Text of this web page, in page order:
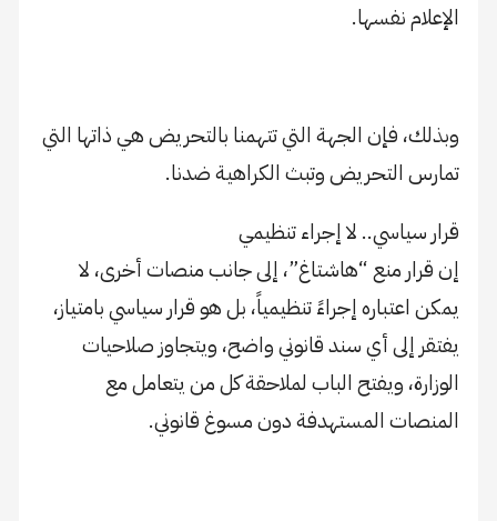
الإعلام نفسها.
وبذلك، فإن الجهة التي تتهمنا بالتحريض هي ذاتها التي
تمارس التحريض وتبث الكراهية ضدنا.
قرار سياسي.. لا إجراء تنظيمي
إن قرار منع “هاشتاغ”، إلى جانب منصات أخرى، لا
يمكن اعتباره إجراءً تنظيمياً، بل هو قرار سياسي بامتياز،
يفتقر إلى أي سند قانوني واضح، ويتجاوز صلاحيات
الوزارة، ويفتح الباب لملاحقة كل من يتعامل مع
المنصات المستهدفة دون مسوغ قانوني.